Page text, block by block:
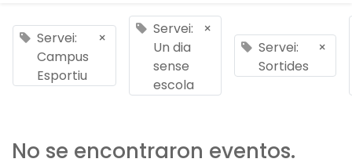
Servei:
Campus
Esportiu
×
Servei:
Un dia
sense
escola
×
Servei:
Sortides
×
No se encontraron eventos.